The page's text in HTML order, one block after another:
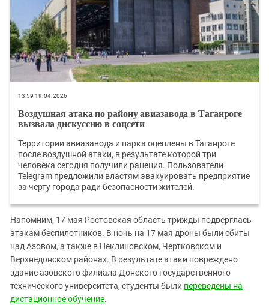
13:59 19.04.2026
Воздушная атака по району авиазавода в Таганроге
вызвала дискуссию в соцсети
Территории авиазавода и парка оцеплены в Таганроге
после воздушной атаки, в результате которой три
человека сегодня получили ранения. Пользователи
Telegram предложили властям эвакуировать предприятие
за черту города ради безопасности жителей.
Напомним, 17 мая Ростовская область трижды подверглась
атакам беспилотников. В ночь на 17 мая дроны были сбиты
над Азовом, а также в Неклиновском, Чертковском и
Верхнедонском районах. В результате атаки повреждено
здание азовского филиала Донского государственного
технического университета, студенты были переведены на
дистационное обучение.